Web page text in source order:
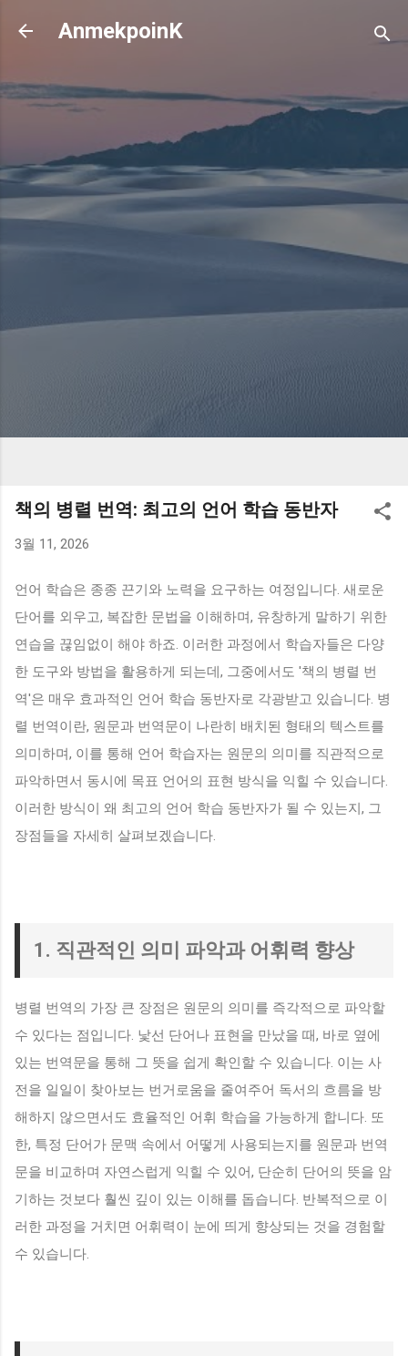
기본 콘텐츠로 건너뛰기
AnmekpoinK
책의 병렬 번역: 최고의 언어 학습 동반자
3월 11, 2026
언어 학습은 종종 끈기와 노력을 요구하는 여정입니다. 새로운
단어를 외우고, 복잡한 문법을 이해하며, 유창하게 말하기 위한
연습을 끊임없이 해야 하죠. 이러한 과정에서 학습자들은 다양
한 도구와 방법을 활용하게 되는데, 그중에서도 '책의 병렬 번
역'은 매우 효과적인 언어 학습 동반자로 각광받고 있습니다. 병
렬 번역이란, 원문과 번역문이 나란히 배치된 형태의 텍스트를
의미하며, 이를 통해 언어 학습자는 원문의 의미를 직관적으로
파악하면서 동시에 목표 언어의 표현 방식을 익힐 수 있습니다.
이러한 방식이 왜 최고의 언어 학습 동반자가 될 수 있는지, 그
장점들을 자세히 살펴보겠습니다.
1. 직관적인 의미 파악과 어휘력 향상
병렬 번역의 가장 큰 장점은 원문의 의미를 즉각적으로 파악할
수 있다는 점입니다. 낯선 단어나 표현을 만났을 때, 바로 옆에
있는 번역문을 통해 그 뜻을 쉽게 확인할 수 있습니다. 이는 사
전을 일일이 찾아보는 번거로움을 줄여주어 독서의 흐름을 방
해하지 않으면서도 효율적인 어휘 학습을 가능하게 합니다. 또
한, 특정 단어가 문맥 속에서 어떻게 사용되는지를 원문과 번역
문을 비교하며 자연스럽게 익힐 수 있어, 단순히 단어의 뜻을 암
기하는 것보다 훨씬 깊이 있는 이해를 돕습니다. 반복적으로 이
러한 과정을 거치면 어휘력이 눈에 띄게 향상되는 것을 경험할
수 있습니다.